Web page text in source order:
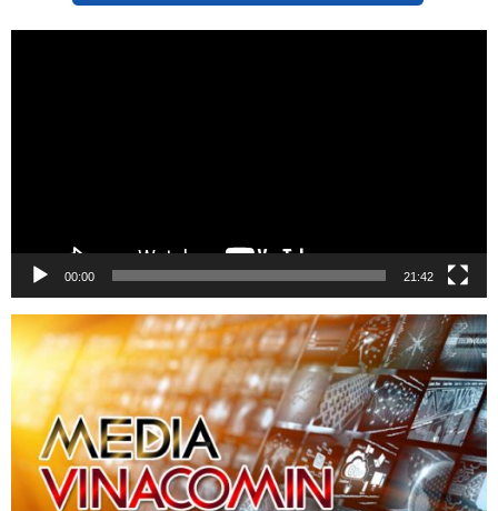
00:00 21:42